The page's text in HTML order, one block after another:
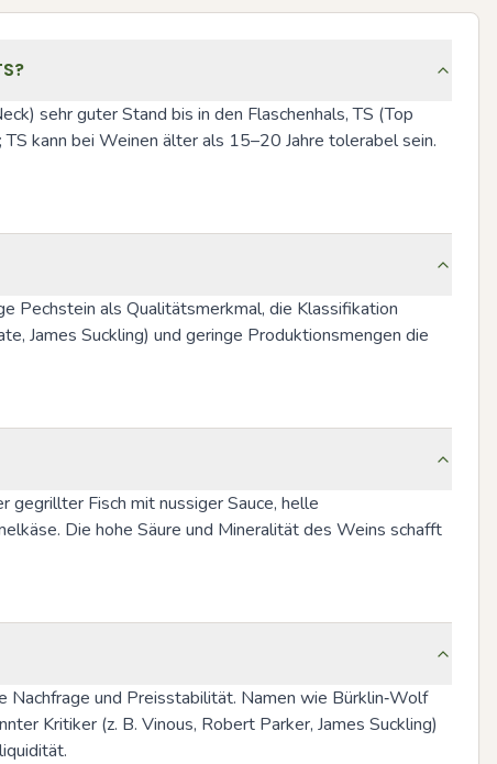
sehr guter Stand bis in den Flaschenhals, TS (Top
kann bei Weinen älter als 15–20 Jahre tolerabel sein.
Pechstein als Qualitätsmerkmal, die Klassifikation
James Suckling) und geringe Produktionsmengen die
gegrillter Fisch mit nussiger Sauce, helle
Die hohe Säure und Mineralität des Weins schafft
und Preisstabilität. Namen wie Bürklin‑Wolf
Kritiker (z. B. Vinous, Robert Parker, James Suckling)